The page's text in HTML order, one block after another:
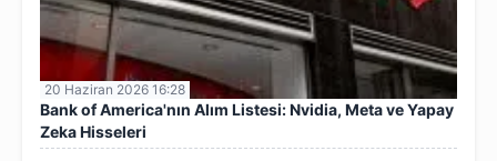
20 Haziran 2026 16:28
Bank of America'nın Alım Listesi: Nvidia, Meta ve Yapay
Zeka Hisseleri